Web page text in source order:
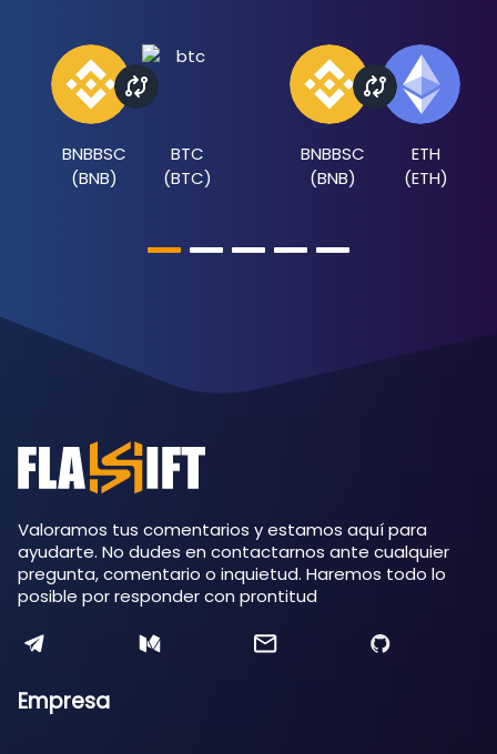
BNBBSC
(BNB)
BTC
(BTC)
BNBBSC
(BNB)
ETH
(ETH)
Valoramos tus comentarios y estamos aquí para
ayudarte. No dudes en contactarnos ante cualquier
pregunta, comentario o inquietud. Haremos todo lo
posible por responder con prontitud
Empresa